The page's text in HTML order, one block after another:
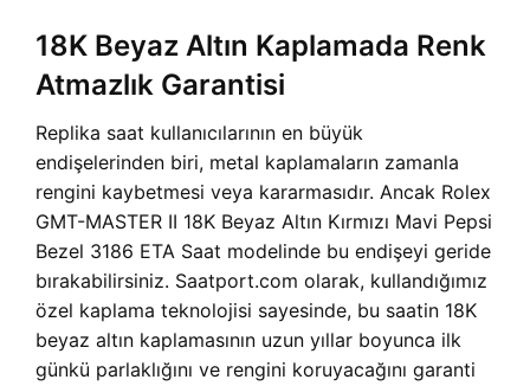
18K Beyaz Altın Kaplamada Renk
Atmazlık Garantisi
Replika saat kullanıcılarının en büyük
endişelerinden biri, metal kaplamaların zamanla
rengini kaybetmesi veya kararmasıdır. Ancak Rolex
GMT-MASTER II 18K Beyaz Altın Kırmızı Mavi Pepsi
Bezel 3186 ETA Saat modelinde bu endişeyi geride
bırakabilirsiniz. Saatport.com olarak, kullandığımız
özel kaplama teknolojisi sayesinde, bu saatin 18K
beyaz altın kaplamasının uzun yıllar boyunca ilk
günkü parlaklığını ve rengini koruyacağını garanti